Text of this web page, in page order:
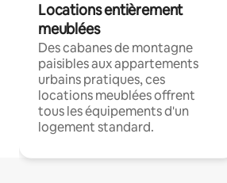
Locations entièrement
meublées
Des cabanes de montagne
paisibles aux appartements
urbains pratiques, ces
locations meublées offrent
tous les équipements d'un
logement standard.